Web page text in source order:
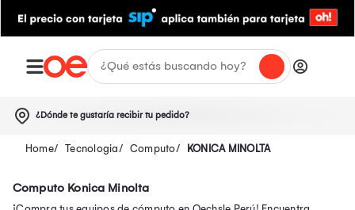
¿Dónde te gustaría recibir tu pedido?
Tecnologia Computo KONICA MINOLTA
Computo Konica Minolta